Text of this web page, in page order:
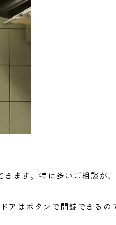
ます。特に多いご相談が
はボタンで開錠できるの